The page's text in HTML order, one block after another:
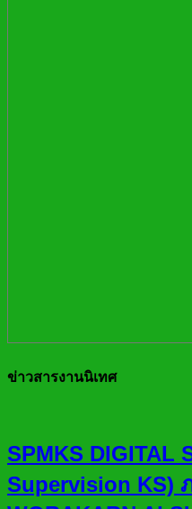
ข่าวสารงานนิเทศ
SPMKS DIGITAL
Supervision KS)